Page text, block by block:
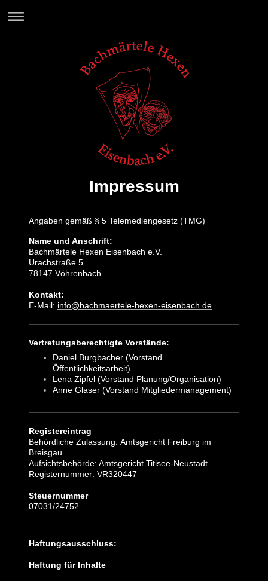
Impressum
Angaben gemäß § 5 Telemediengesetz (TMG)
Name und Anschrift:
Bachmärtele Hexen Eisenbach e.V.
Urachstraße 5
78147 Vöhrenbach
Kontakt:
E-Mail: info@bachmaertele-hexen-eisenbach.de
Vertretungsberechtigte Vorstände:
Daniel Burgbacher (Vorstand
Öffentlichkeitsarbeit)
Lena Zipfel (Vorstand Planung/Organisation)
Anne Glaser (Vorstand Mitgliedermanagement)
Registereintrag
Behördliche Zulassung: Amtsgericht Freiburg im
Breisgau
Aufsichtsbehörde: Amtsgericht Titisee-Neustadt
Registernummer: VR320447
Steuernummer
07031/24752
Haftungsausschluss:
Haftung für Inhalte